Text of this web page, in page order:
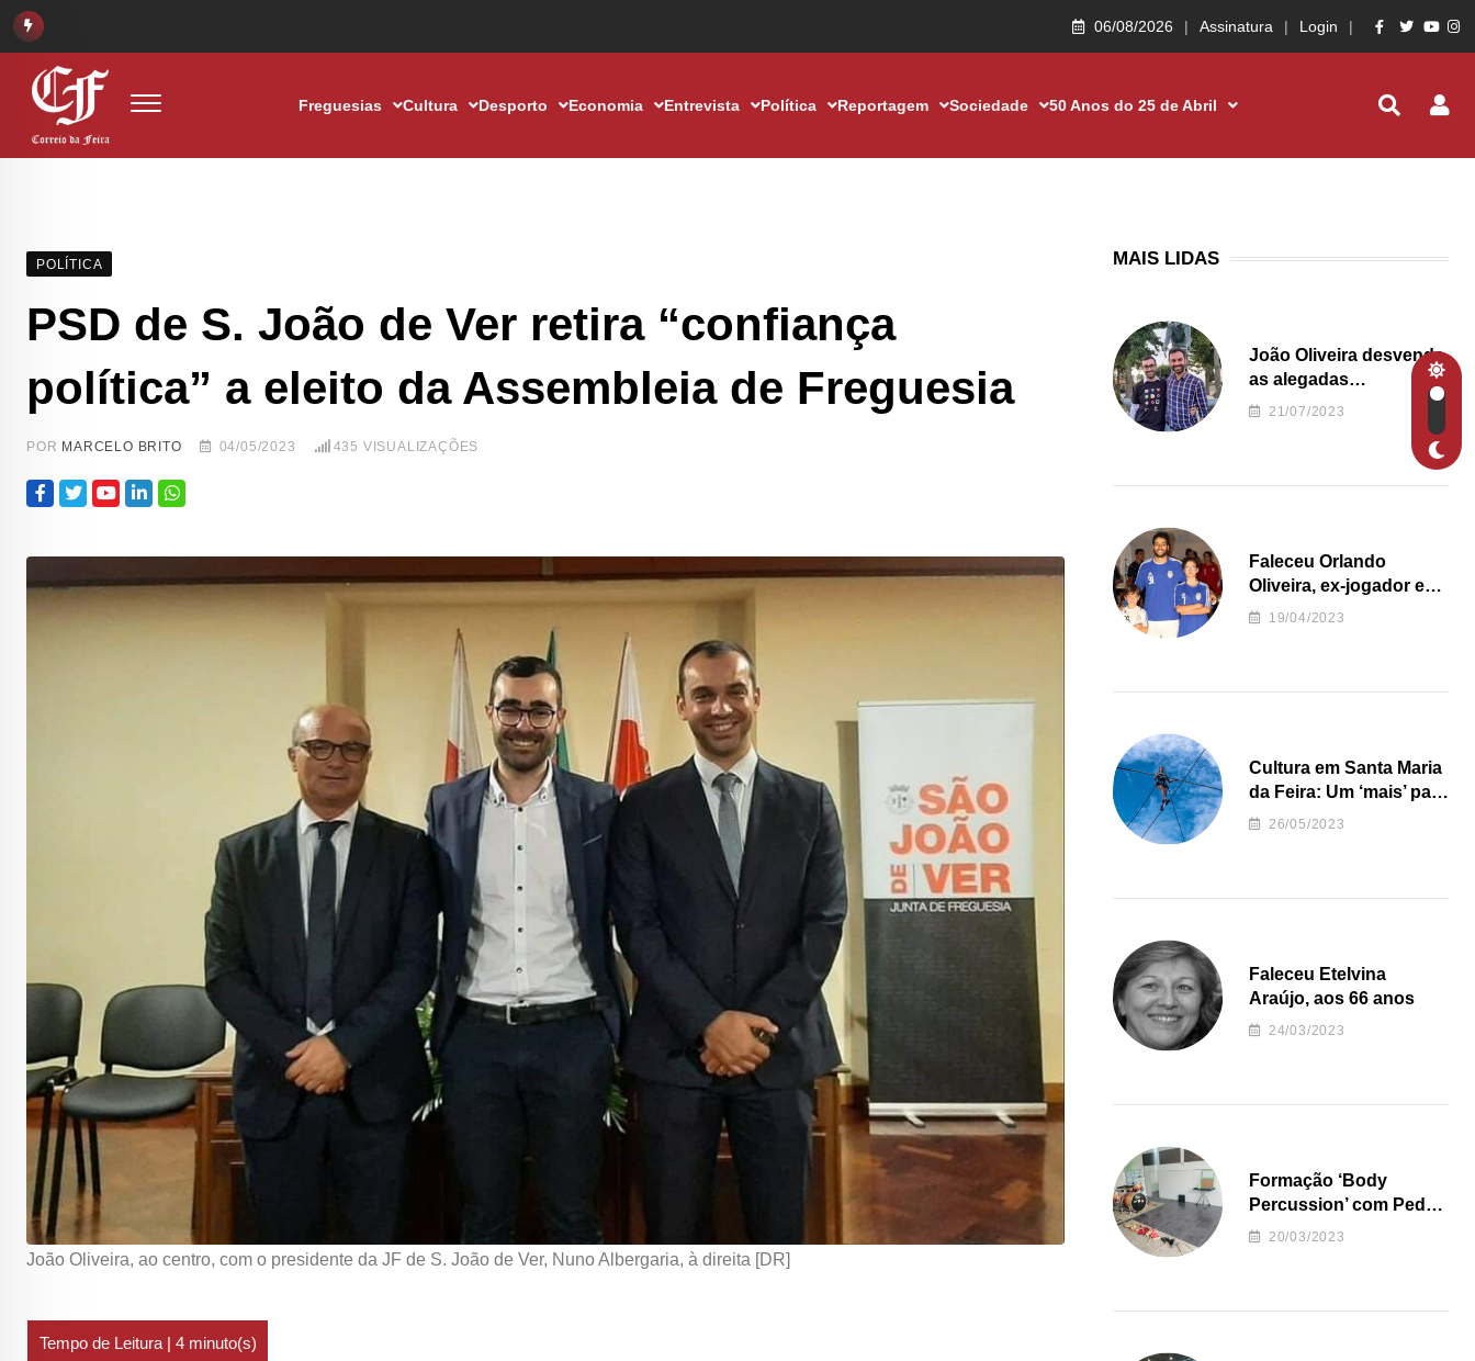
06/08/2026 Assinatura Login
Freguesias Cultura Desporto Economia Entrevista Política Reportagem Sociedade 50 Anos do 25 de Abril
POLÍTICA
PSD de S. João de Ver retira “confiança
política” a eleito da Assembleia de Freguesia
POR MARCELO BRITO 04/05/2023 435 VISUALIZAÇÕES
João Oliveira, ao centro, com o presidente da JF de S. João de Ver, Nuno Albergaria, à direita [DR]
MAIS LIDAS
João Oliveira desvenda
as alegadas
irregularidades da
Junta de Freguesia S.
21/07/2023
Faleceu Orlando
Oliveira, ex-jogador e
treinador da formação
19/04/2023
Cultura em Santa Maria
da Feira: Um ‘mais’ para
o Concelho
26/05/2023
Faleceu Etelvina
Araújo, aos 66 anos
24/03/2023
Formação ‘Body
Percussion’ com Pedro
Almeida
20/03/2023